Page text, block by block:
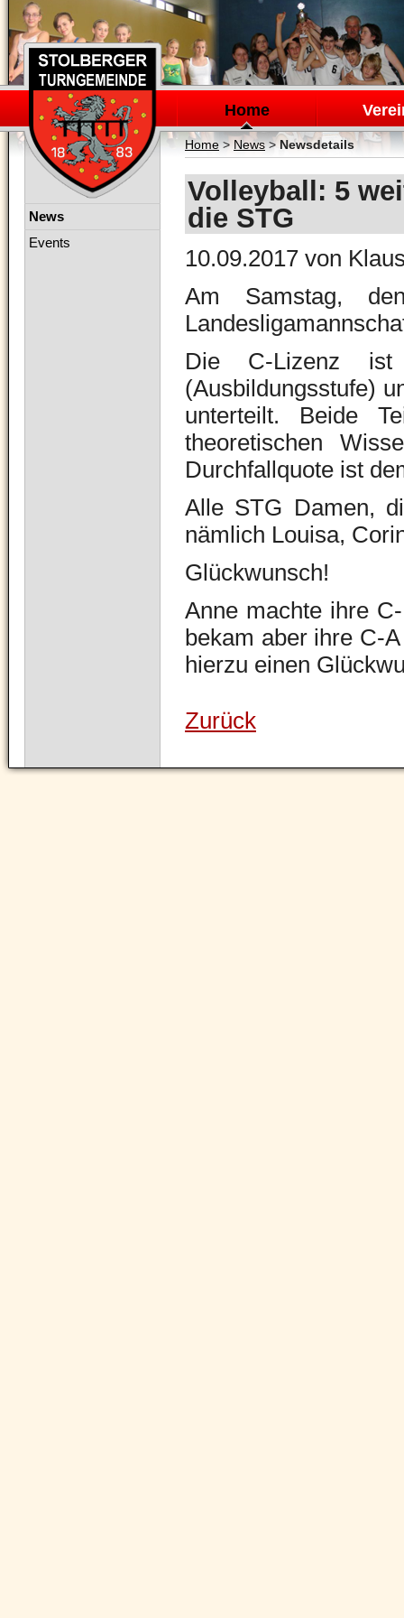
Navigation
überspringen
Home
Home> News>Newsdetails
Volleyball: 5
die STG
10.09.2017 von
Am Samstag,
Die C-Lizenz
(Ausbildungsstufe)
unterteilt. Beide
theoretischen
Durchfallquote ist
Alle STG Damen,
nämlich Louisa,
Glückwunsch!
Anne machte ihre
bekam aber ihre C-
hierzu einen
Zurück
Navigation
News
Events
Navigation